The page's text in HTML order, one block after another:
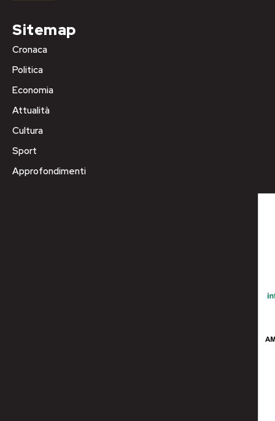
Sitemap
Cronaca
Politica
Economia
Attualità
Cultura
Sport
Approfondimenti